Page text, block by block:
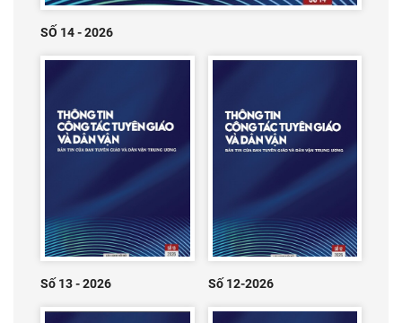
SỐ 14 - 2026
Số 13 - 2026 Số 12-2026